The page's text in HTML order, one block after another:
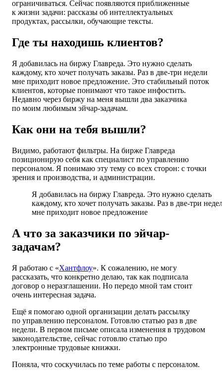
ограничиваться. Сейчас появляются приближенные
к жизни задачи: рассказы об интеллектуальных
продуктах, рассылки, обучающие тексты.
Где ты находишь клиентов?
Я добавилась на биржу Главреда. Это нужно сделать
каждому, кто хочет получать заказы. Раз в две-три недели
мне приходит новое предложение. Это стабильный поток
клиентов, которые понимают что такое инфостить.
Недавно через биржу на меня вышли два заказчика
по моим любимым эйчар-задачам.
Как они на тебя вышли?
Видимо, работают фильтры. На бирже Главреда
позиционирую себя как специалист по управлению
персоналом. Я понимаю эту тему со всех сторон: с точки
зрения и производства, и администрации.
Я добавилась на биржу Главреда. Это нужно сделать
каждому, кто хочет получать заказы. Раз в две-три
мне приходит новое предложение
А что за заказчики по эйчар-
задачам?
Я работаю с «Хантфлоу». К сожалению, не могу
рассказать, что конкретно делаю, так как подписала
договор о неразглашении. Но передо мной там стоит
очень интересная задача.
Ещё я помогаю одной организации делать рассылку
по управлению персоналом. Готовлю статью раз в две
недели. В первом письме описала изменения в трудовом
законодательстве, сейчас готовлю статью про
электронные трудовые книжки.
Поняла, что соскучилась по теме работы с персоналом.